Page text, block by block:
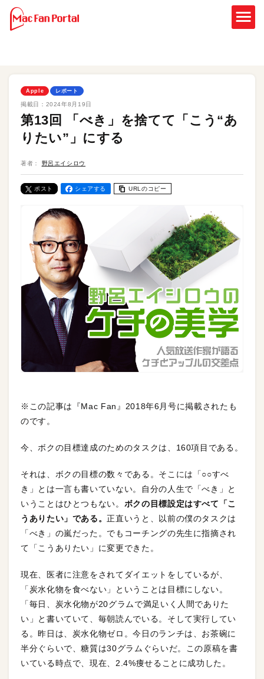
Apple レポート
掲載日： 2024年8月19日
第13回 「べき」を捨てて「こう“あ
りたい”」にする
著者： 野呂エイシロウ
ポスト シェアする URLのコピー
※この記事は『Mac Fan』2018年6月号に掲載されたも
のです。
今、ボクの目標達成のためのタスクは、160項目である。
それは、ボクの目標の数々である。そこには「○○すべ
き」とは一言も書いていない。自分の人生で「べき」と
いうことはひとつもない。 ボクの目標設定はすべて「こ
うありたい」である。正直いうと、以前の僕のタスクは
「べき」の嵐だった。でもコーチングの先生に指摘され
て「こうありたい」に変更できた。
現在、医者に注意をされてダイエットをしているが、
「炭水化物を食べない」ということは目標にしない。
「毎日、炭水化物が20グラムで満足いく人間でありた
い」と書いていて、毎朝読んでいる。そして実行してい
る。昨日は、炭水化物ゼロ。今日のランチは、お茶碗に
半分ぐらいで、糖質は30グラムぐらいだ。この原稿を書
いている時点で、現在、2.4%痩せることに成功した。